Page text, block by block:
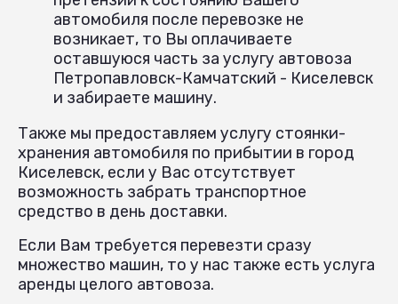
автомобиля после перевозке не
возникает, то Вы оплачиваете
оставшуюся часть за услугу автовоза
Петропавловск-Камчатский - Киселевск
и забираете машину.
Также мы предоставляем услугу стоянки-
хранения автомобиля по прибытии в город
Киселевск, если у Вас отсутствует
возможность забрать транспортное
средство в день доставки.
Если Вам требуется перевезти сразу
множество машин, то у нас также есть услуга
аренды целого автовоза.